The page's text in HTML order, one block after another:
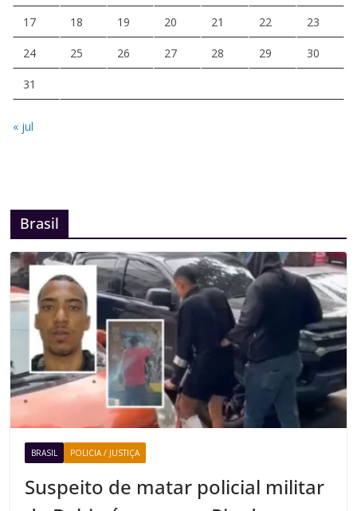
17 18 19 20 21 22 23
24 25 26 27 28 29 30
31
« jul
Brasil
BRASIL POLICIA / JUSTIÇA
Suspeito de matar policial militar